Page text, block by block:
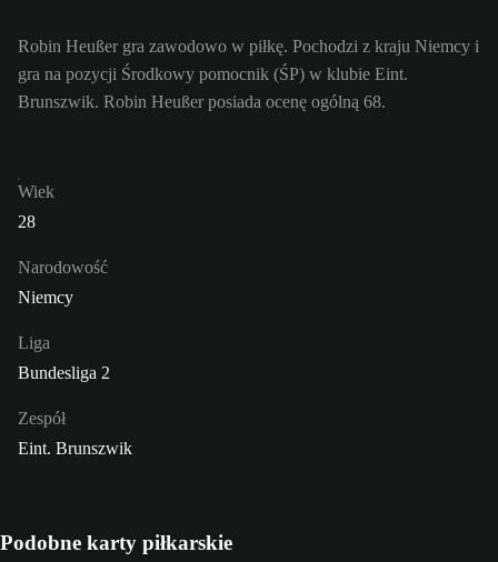
Robin Heußer gra zawodowo w piłkę. Pochodzi z kraju Niemcy i
gra na pozycji Środkowy pomocnik (ŚP) w klubie Eint.
Brunszwik. Robin Heußer posiada ocenę ogólną 68.
Wiek
28
Narodowość
Niemcy
Liga
Bundesliga 2
Zespół
Eint. Brunszwik
Podobne karty piłkarskie